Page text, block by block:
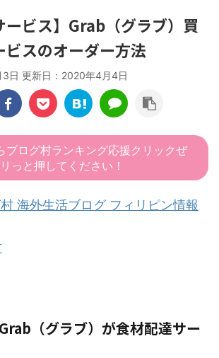
ービス】Grab（グラブ）買
ビスのオーダー方法
日 更新日： 2020年4月4日
ブログ村ランキング応援クリックぜ
っと押してください！
（グラブ）が食材配達サー